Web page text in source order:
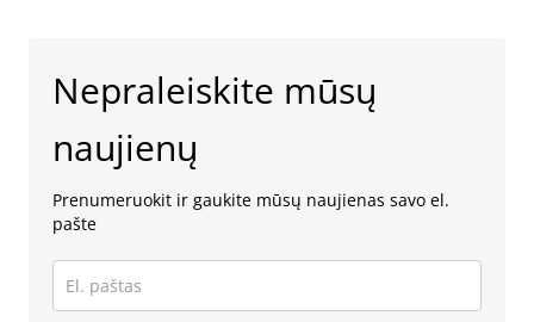
Nepraleiskite mūsų
naujienų
Prenumeruokit ir gaukite mūsų naujienas savo el.
pašte